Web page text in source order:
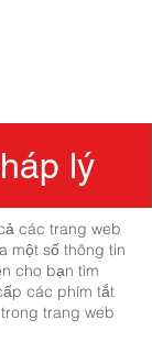
lý
các trang web
một số thông tin
cho bạn tìm
các phím tắt
trang web